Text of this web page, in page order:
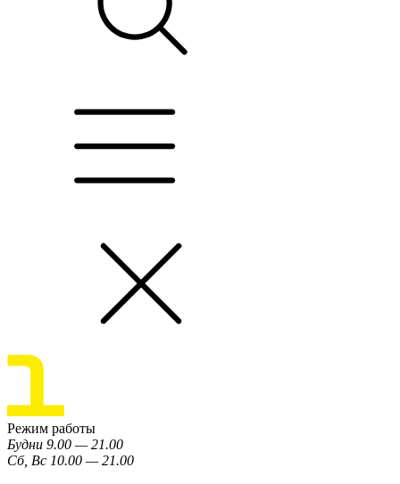
Режим работы
Будни 9.00 — 21.00
Сб, Вс 10.00 — 21.00